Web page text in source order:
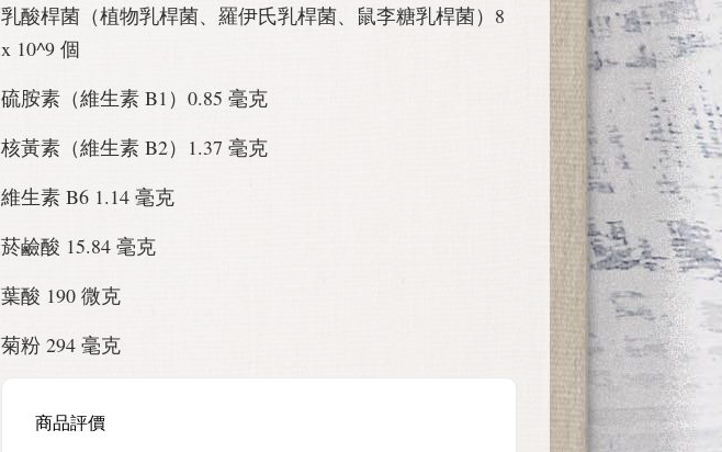
乳酸桿菌（植物乳桿菌、羅伊氏乳桿菌、鼠李糖乳桿菌）8
x 10^9 個
硫胺素（維生素 B1）0.85 毫克
核黃素（維生素 B2）1.37 毫克
維生素 B6 1.14 毫克
菸鹼酸 15.84 毫克
葉酸 190 微克
菊粉 294 毫克
商品評價